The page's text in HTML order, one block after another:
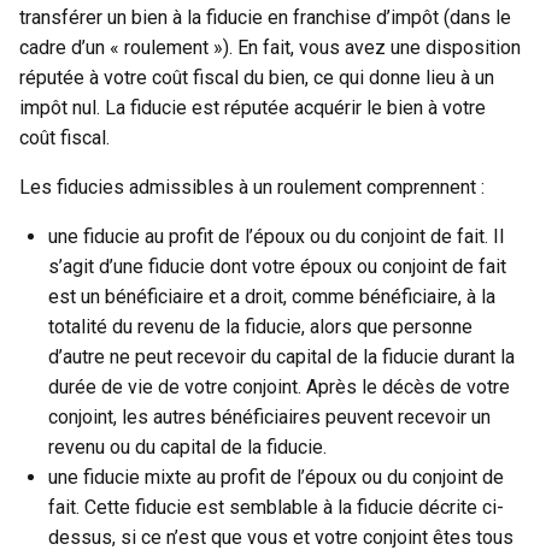
transférer un bien à la fiducie en franchise d’impôt (dans le
cadre d’un « roulement »). En fait, vous avez une disposition
réputée à votre coût fiscal du bien, ce qui donne lieu à un
impôt nul. La fiducie est réputée acquérir le bien à votre
coût fiscal.
Les fiducies admissibles à un roulement comprennent :
une fiducie au profit de l’époux ou du conjoint de fait. Il
s’agit d’une fiducie dont votre époux ou conjoint de fait
est un bénéficiaire et a droit, comme bénéficiaire, à la
totalité du revenu de la fiducie, alors que personne
d’autre ne peut recevoir du capital de la fiducie durant la
durée de vie de votre conjoint. Après le décès de votre
conjoint, les autres bénéficiaires peuvent recevoir un
revenu ou du capital de la fiducie.
une fiducie mixte au profit de l’époux ou du conjoint de
fait. Cette fiducie est semblable à la fiducie décrite ci-
dessus, si ce n’est que vous et votre conjoint êtes tous